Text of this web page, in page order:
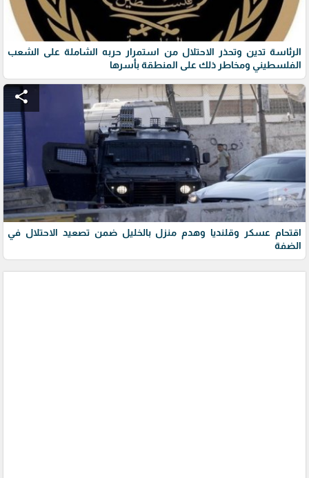
الرئاسة تدين وتحذر الاحتلال من استمرار حربه الشاملة على الشعب
الفلسطيني ومخاطر ذلك على المنطقة بأسرها
share
اقتحام عسكر وقلنديا وهدم منزل بالخليل ضمن تصعيد الاحتلال في
الضفة